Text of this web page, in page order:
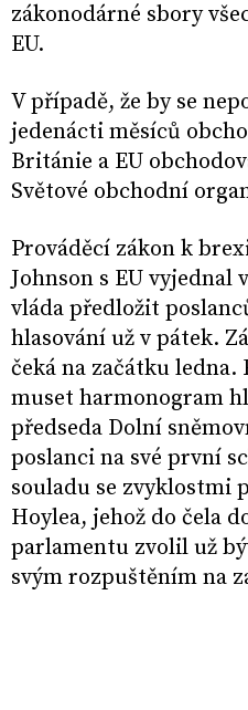
zákonodárné sbory
EU.
V případě, že by se
jedenácti měsíců
Británie a EU
Světové obchodní
Prováděcí zákon k
Johnson s EU
vláda předložit
hlasování už v pátek.
čeká na začátku ledna.
muset harmonogram
předseda Dolní
poslanci na své první
souladu se zvyklostmi
Hoylea, jehož do čela
parlamentu zvolil už
svým rozpuštěním na